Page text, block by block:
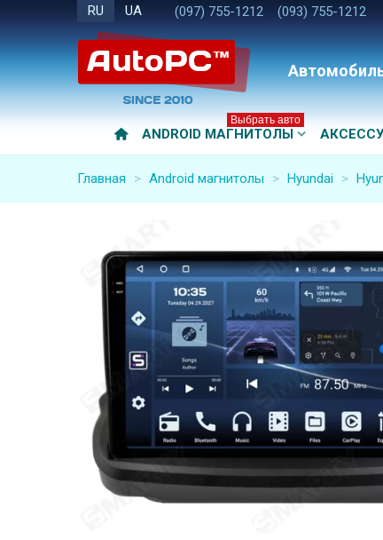
RU UA (097) 755-1212 (093) 755-1212
ANDROID МАГНИТОЛЫ
Выбрать авто
Главная > Android магнитолы > Hyundai >